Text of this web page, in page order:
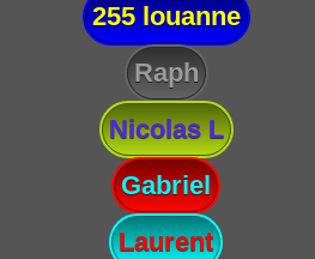
255 louanne
Raph
Nicolas L
Gabriel
Laurent